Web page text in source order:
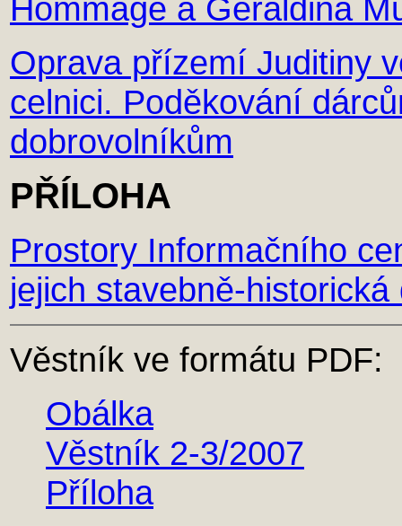
Hommage a Geraldina
Oprava přízemí Juditiny
celnici. Poděkování
dobrovolníkům
PŘÍLOHA
Prostory Informačního
jejich stavebně-
Věstník ve formátu PDF:
Obálka
Věstník 2-3/2007
Příloha